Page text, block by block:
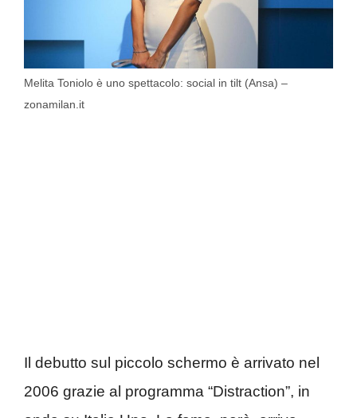
Melita Toniolo è uno spettacolo: social in tilt (Ansa) –
zonamilan.it
Il debutto sul piccolo schermo è arrivato nel
2006 grazie al programma “Distraction”, in